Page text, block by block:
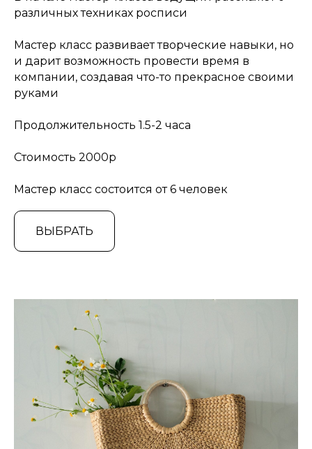
различных техниках росписи
Мастер класс развивает творческие навыки, но
и дарит возможность провести время в
компании, создавая что-то прекрасное своими
руками
Продолжительность 1.5-2 часа
Стоимость 2000р
Мастер класс состоится от 6 человек
ВЫБРАТЬ